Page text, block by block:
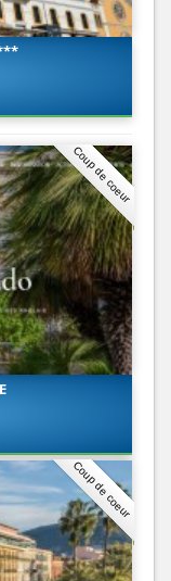
Coup de coeur
Coup de coeur